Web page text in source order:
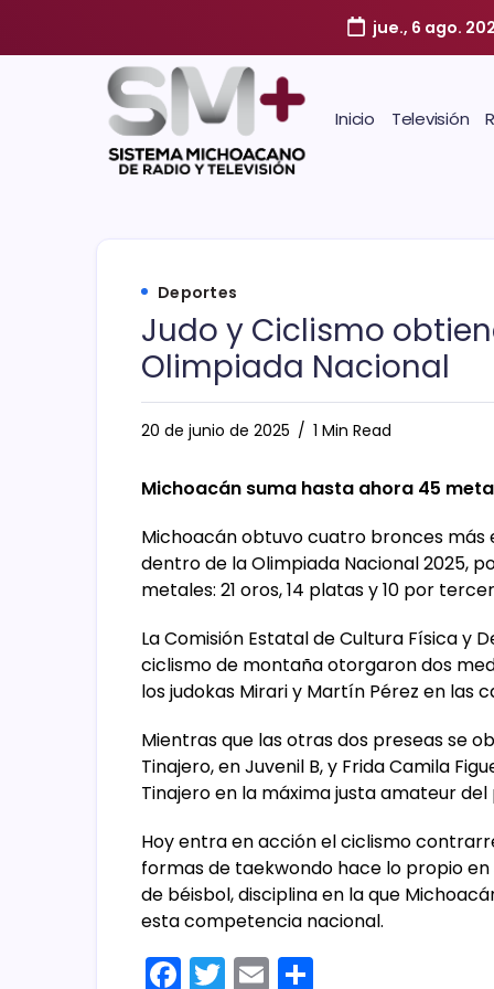
jue., 6 ago.
Inicio Televisión
Deportes
Judo y Ciclismo
Olimpiada Nacional
20 de junio de 2025 1 Min Read
Michoacán suma hasta ahora 45
Michoacán obtuvo cuatro bronces más
dentro de la Olimpiada Nacional 2025,
metales: 21 oros, 14 platas y 10 por
La Comisión Estatal de Cultura Física y
ciclismo de montaña otorgaron dos
los judokas Mirari y Martín Pérez en las
Mientras que las otras dos preseas se
Tinajero, en Juvenil B, y Frida Camila
Tinajero en la máxima justa amateur del
Hoy entra en acción el ciclismo
formas de taekwondo hace lo propio
de béisbol, disciplina en la que
esta competencia nacional.
F T E